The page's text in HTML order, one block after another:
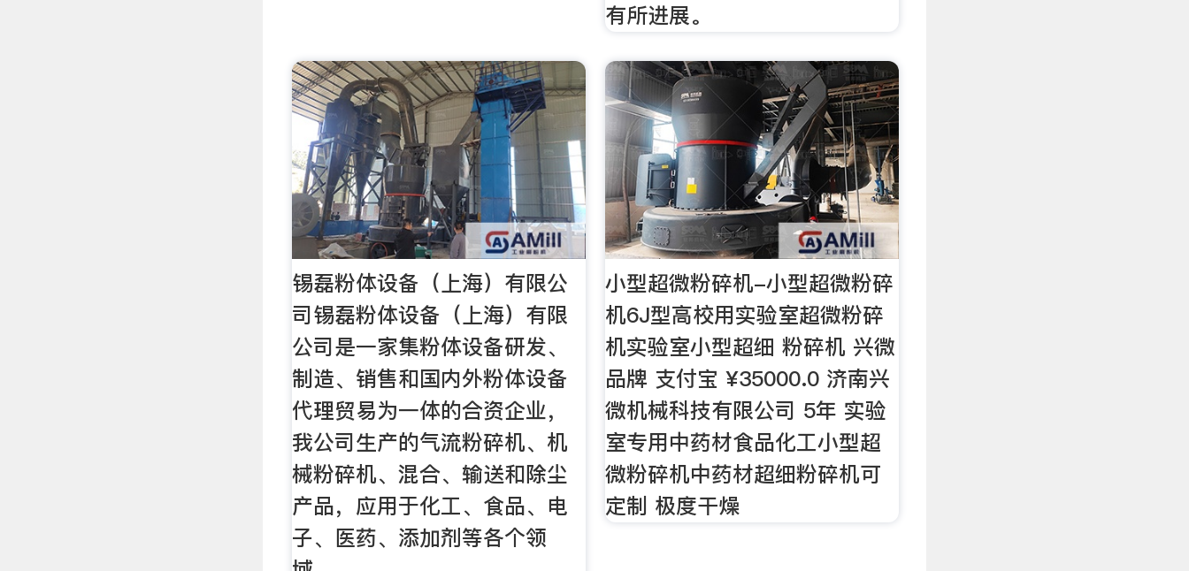
有所进展。
锡磊粉体设备（上海）有限公
司锡磊粉体设备（上海）有限
公司是一家集粉体设备研发、
制造、销售和国内外粉体设备
代理贸易为一体的合资企业，
我公司生产的气流粉碎机、机
械粉碎机、混合、输送和除尘
产品，应用于化工、食品、电
子、医药、添加剂等各个领
小型超微粉碎机-小型超微粉碎
机6J型高校用实验室超微粉碎
机实验室小型超细 粉碎机 兴微
品牌 支付宝 ¥35000.0 济南兴
微机械科技有限公司 5年 实验
室专用中药材食品化工小型超
微粉碎机中药材超细粉碎机可
定制 极度干燥